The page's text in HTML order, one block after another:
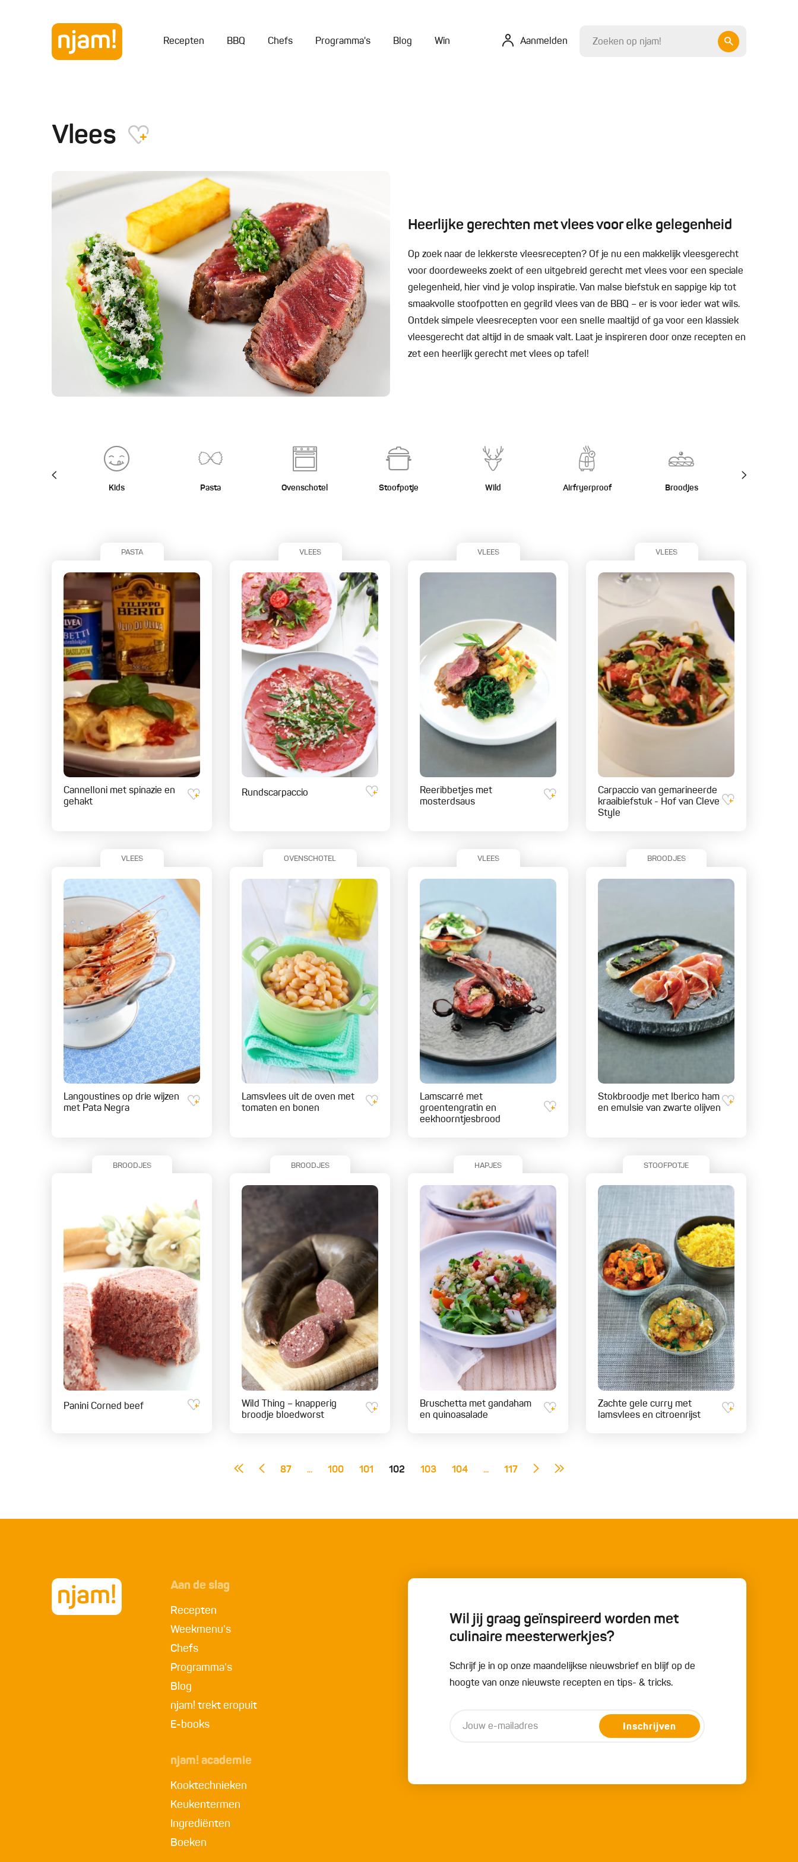
Recepten BBQ Chefs Programma's Blog Win Aanmelden
Vlees
Heerlijke gerechten met vlees voor elke gelegenheid
Op zoek naar de lekkerste vleesrecepten? Of je nu een makkelijk vleesgerecht
voor doordeweeks zoekt of een uitgebreid gerecht met vlees voor een speciale
gelegenheid, hier vind je volop inspiratie. Van malse biefstuk en sappige kip tot
smaakvolle stoofpotten en gegrild vlees van de BBQ – er is voor ieder wat wils.
Ontdek simpele vleesrecepten voor een snelle maaltijd of ga voor een klassiek
vleesgerecht dat altijd in de smaak valt. Laat je inspireren door onze recepten en
zet een heerlijk gerecht met vlees op tafel!
Kids Pasta Ovenschotel Stoofpotje Wild Airfryerproof Broodjes
PASTA
Cannelloni met spinazie en
gehakt
VLEES
Rundscarpaccio
VLEES
Reeribbetjes met
mosterdsaus
VLEES
Carpaccio van gemarineerde
kraaibiefstuk - Hof van Cleve
Style
VLEES
Langoustines op drie wijzen
met Pata Negra
OVENSCHOTEL
Lamsvlees uit de oven met
tomaten en bonen
VLEES
Lamscarré met
groentengratin en
eekhoorntjesbrood
BROODJES
Stokbroodje met Iberico ham
en emulsie van zwarte olijven
BROODJES
Panini Corned beef
BROODJES
Wild Thing – knapperig
broodje bloedworst
HAPJES
Bruschetta met gandaham
en quinoasalade
STOOFPOTJE
Zachte gele curry met
lamsvlees en citroenrijst
87 ... 100 101 102 103 104 ... 117
Aan de slag
Recepten
Weekmenu's
Chefs
Programma's
Blog
njam! trekt eropuit
E-books
njam! academie
Kooktechnieken
Keukentermen
Ingrediënten
Boeken
Wil jij graag geïnspireerd worden met
culinaire meesterwerkjes?
Schrijf je in op onze maandelijkse nieuwsbrief en blijf op de
hoogte van onze nieuwste recepten en tips- & tricks.
Inschrijven